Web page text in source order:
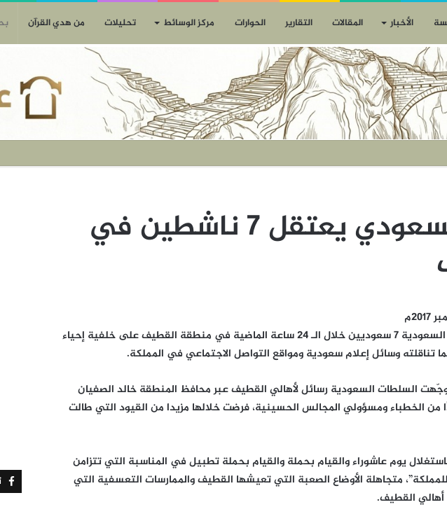
الأخبار المقالات التقارير الحوارات مركز الوسائط تحليلات من هدي القرآن
الامن السعودي يعتقل 7 ناشطين في
اعتقلت قوات الأمن السعودية 7 سعوديين خلال الـ 24 ساعة الماضية في منطقة القطيف على خلفية إحياء
تناقلته وسائل إعلام سعودية ومواقع التواصل الاجتماعي في المملكة.
السلطات السعودية رسائل لأهالي القطيف عبر محافظ المنطقة خالد الصفيان
من الخطباء ومسؤولي المجالس الحسينية، فرضت خلالها مزيدا من القيود التي طالت
يوم عاشوراء والقيام بحملة والقيام بحملة تطبيل في المناسبة التي تتزامن
متجاهلة الأوضاع الصعبة التي تعيشها القطيف والممارسات التعسفية التي
أهالي القطيف.